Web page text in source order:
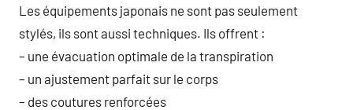
Les équipements japonais ne sont pas seulement
stylés, ils sont aussi techniques. Ils offrent :
– une évacuation optimale de la transpiration
– un ajustement parfait sur le corps
– des coutures renforcées